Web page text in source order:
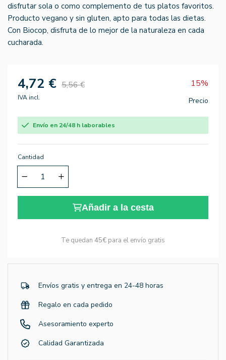
disfrutar sola o como complemento de tus platos favoritos.
Producto vegano y sin gluten, apto para todas las dietas.
Con Biocop, disfruta de lo mejor de la naturaleza en cada
cucharada.
4,72 € 5,56 € 15%
IVA incl. Precio
Envío en 24/48 h laborables
Cantidad
Añadir a la cesta
Te quedan 45€ para el envío gratis
Envíos gratis y entrega en 24-48 horas
Regalo en cada pedido
Asesoramiento experto
Calidad Garantizada